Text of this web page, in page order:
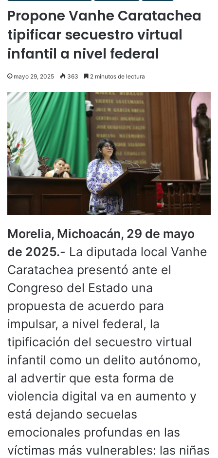
Propone Vanhe Caratachea
tipificar secuestro virtual
infantil a nivel federal
mayo 29, 2025 363 2 minutos de lectura
Morelia, Michoacán, 29 de mayo
de 2025.- La diputada local Vanhe
Caratachea presentó ante el
Congreso del Estado una
propuesta de acuerdo para
impulsar, a nivel federal, la
tipificación del secuestro virtual
infantil como un delito autónomo,
al advertir que esta forma de
violencia digital va en aumento y
está dejando secuelas
emocionales profundas en las
víctimas más vulnerables: las niñas